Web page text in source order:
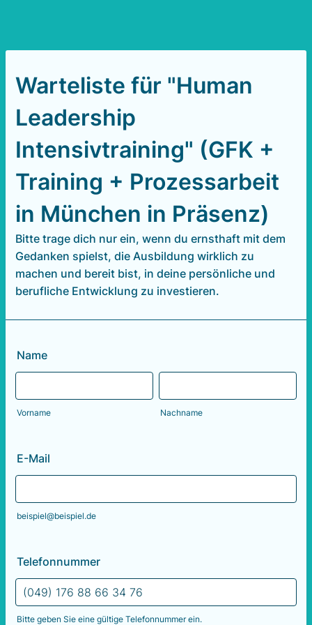
Warteliste für "Human
Leadership
Intensivtraining" (GFK +
Training + Prozessarbeit
in München in Präsenz)
Bitte trage dich nur ein, wenn du ernsthaft mit dem
Gedanken spielst, die Ausbildung wirklich zu
machen und bereit bist, in deine persönliche und
berufliche Entwicklung zu investieren.
Name
Vorname Nachname
E-Mail
beispiel@beispiel.de
Telefonnummer
Bitte geben Sie eine gültige Telefonnummer ein.